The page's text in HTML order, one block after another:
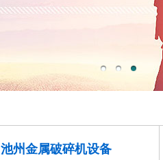
池州金属破碎机设备